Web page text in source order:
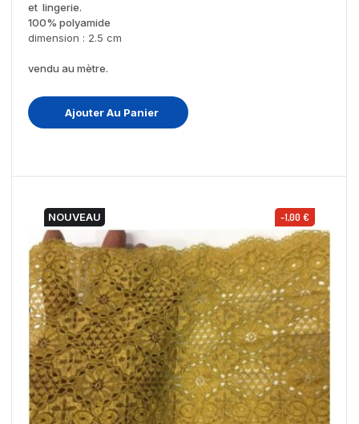
et lingerie.
100% polyamide
dimension : 2.5 cm
vendu au mètre.
Ajouter Au Panier
NOUVEAU -1,00 €